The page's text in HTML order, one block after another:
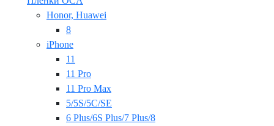
Honor, Huawei
8
iPhone
11
11 Pro
11 Pro Max
5/5S/5C/SE
6 Plus/6S Plus/7 Plus/8